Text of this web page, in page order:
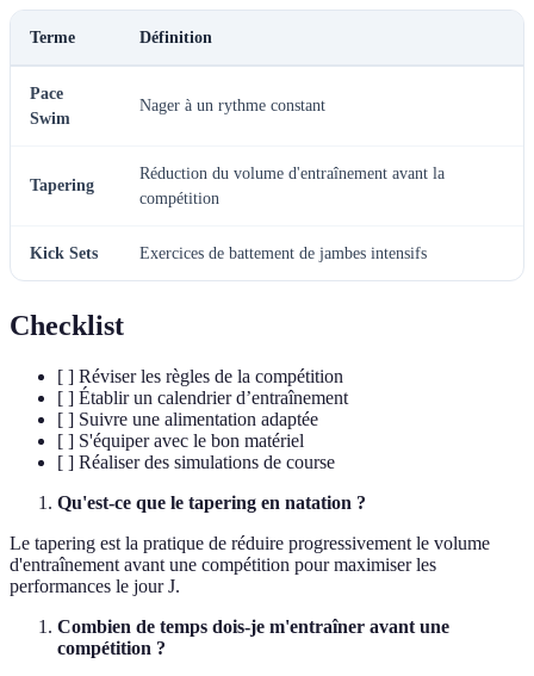
Terme Définition
Pace
Swim
Nager à un rythme constant
Tapering
Réduction du volume d'entraînement avant la
compétition
Kick Sets Exercices de battement de jambes intensifs
Checklist
[ ] Réviser les règles de la compétition
[ ] Établir un calendrier d’entraînement
[ ] Suivre une alimentation adaptée
[ ] S'équiper avec le bon matériel
[ ] Réaliser des simulations de course
Qu'est-ce que le tapering en natation ?
Le tapering est la pratique de réduire progressivement le volume
d'entraînement avant une compétition pour maximiser les
performances le jour J.
Combien de temps dois-je m'entraîner avant une
compétition ?